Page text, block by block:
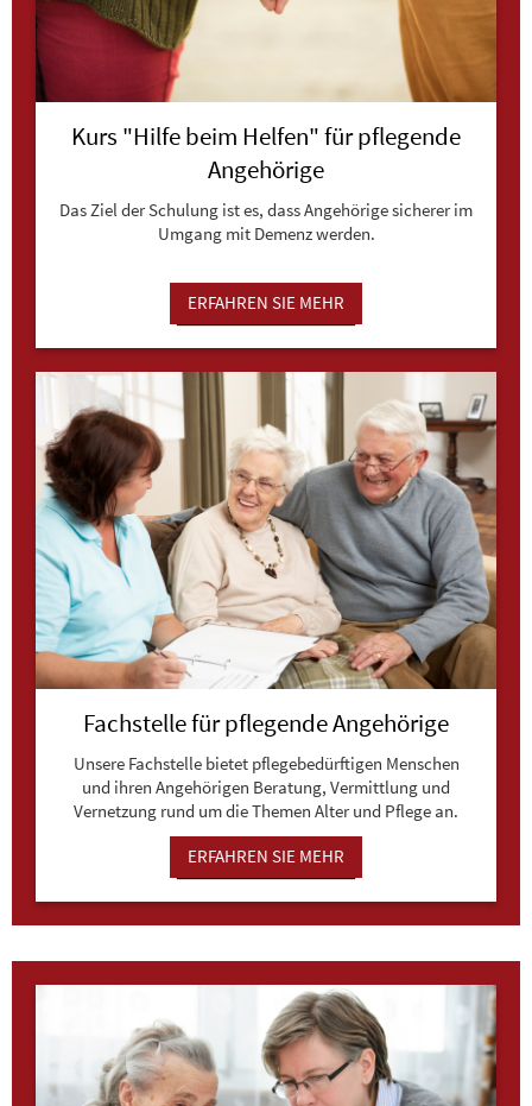
Kurs "Hilfe beim Helfen" für pflegende
Angehörige
Das Ziel der Schulung ist es, dass Angehörige sicherer im
Umgang mit Demenz werden.
ERFAHREN SIE MEHR
Fachstelle für pflegende Angehörige
Unsere Fachstelle bietet pflegebedürftigen Menschen
und ihren Angehörigen Beratung, Vermittlung und
Vernetzung rund um die Themen Alter und Pflege an.
ERFAHREN SIE MEHR